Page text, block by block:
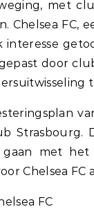
FC,
door
Strasbourg.
met
Chelsea FC
FC